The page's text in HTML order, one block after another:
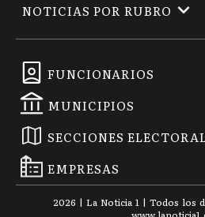
FUNCIONARIOS
MUNICIPIOS
SECCIONES
EMPRESAS
NOTICIAS POR RUBRO
2026 | La Noticia 1 | Todos los